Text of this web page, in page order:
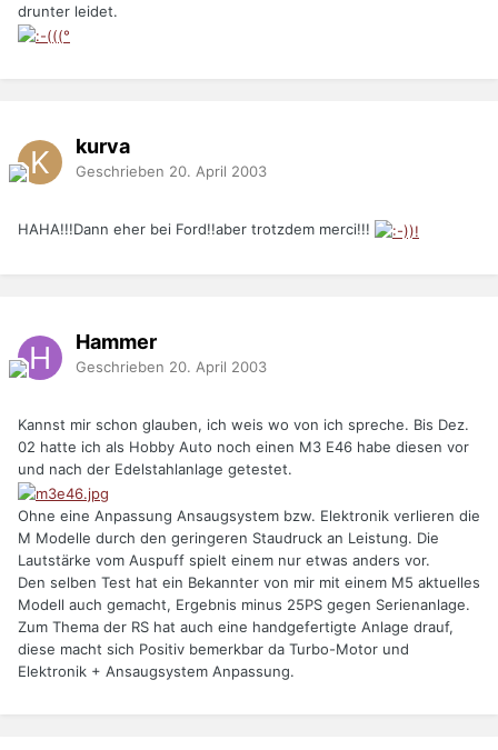
drunter leidet.
kurva
Geschrieben 20. April 2003
HAHA!!!Dann eher bei Ford!!aber trotzdem merci!!!
Hammer
Geschrieben 20. April 2003
Kannst mir schon glauben, ich weis wo von ich spreche. Bis Dez.
02 hatte ich als Hobby Auto noch einen M3 E46 habe diesen vor
und nach der Edelstahlanlage getestet.
Ohne eine Anpassung Ansaugsystem bzw. Elektronik verlieren die
M Modelle durch den geringeren Staudruck an Leistung. Die
Lautstärke vom Auspuff spielt einem nur etwas anders vor.
Den selben Test hat ein Bekannter von mir mit einem M5 aktuelles
Modell auch gemacht, Ergebnis minus 25PS gegen Serienanlage.
Zum Thema der RS hat auch eine handgefertigte Anlage drauf,
diese macht sich Positiv bemerkbar da Turbo-Motor und
Elektronik + Ansaugsystem Anpassung.